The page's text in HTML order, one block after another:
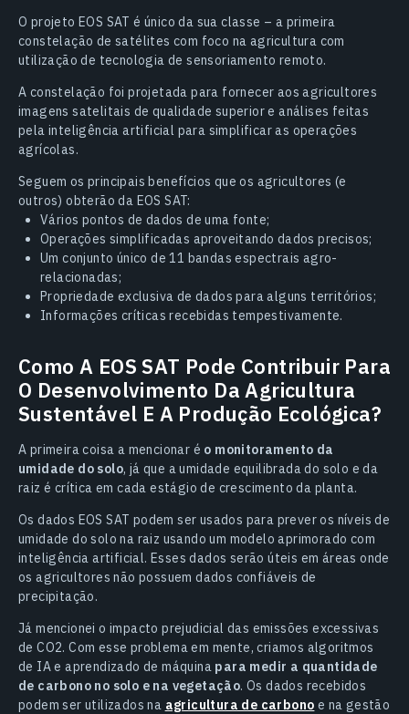
O projeto EOS SAT é único da sua classe – a primeira
constelação de satélites com foco na agricultura com
utilização de tecnologia de sensoriamento remoto.
A constelação foi projetada para fornecer aos agricultores
imagens satelitais de qualidade superior e análises feitas
pela inteligência artificial para simplificar as operações
agrícolas.
Seguem os principais benefícios que os agricultores (e
outros) obterão da EOS SAT:
Vários pontos de dados de uma fonte;
Operações simplificadas aproveitando dados precisos;
Um conjunto único de 11 bandas espectrais agro-
relacionadas;
Propriedade exclusiva de dados para alguns territórios;
Informações críticas recebidas tempestivamente.
Como A EOS SAT Pode Contribuir Para
O Desenvolvimento Da Agricultura
Sustentável E A Produção Ecológica?
A primeira coisa a mencionar é o monitoramento da
umidade do solo, já que a umidade equilibrada do solo e da
raiz é crítica em cada estágio de crescimento da planta.
Os dados EOS SAT podem ser usados para prever os níveis de
umidade do solo na raiz usando um modelo aprimorado com
inteligência artificial. Esses dados serão úteis em áreas onde
os agricultores não possuem dados confiáveis de
precipitação.
Já mencionei o impacto prejudicial das emissões excessivas
de CO2. Com esse problema em mente, criamos algoritmos
de IA e aprendizado de máquina para medir a quantidade
de carbono no solo e na vegetação. Os dados recebidos
podem ser utilizados na agricultura de carbono e na gestão